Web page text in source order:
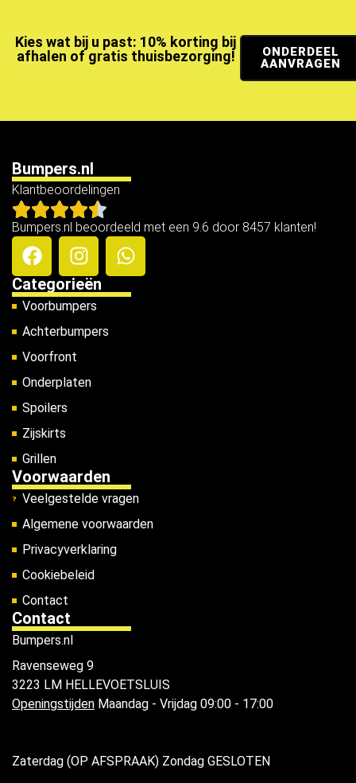
Kies wat bij u past: 10% korting bij
afhalen of gratis thuisbezorging!
ONDERDEEL
AANVRAGEN
Bumpers.nl
Klantbeoordelingen
Bumpers.nl beoordeeld met een 9.6 door 8457 klanten!
Categorieën
Voorbumpers
Achterbumpers
Voorfront
Onderplaten
Spoilers
Zijskirts
Grillen
Voorwaarden
Veelgestelde vragen
Algemene voorwaarden
Privacyverklaring
Cookiebeleid
Contact
Contact
Bumpers.nl
Ravenseweg 9
3223 LM HELLEVOETSLUIS
Openingstijden Maandag - Vrijdag 09:00 - 17:00
Zaterdag (OP AFSPRAAK) Zondag GESLOTEN